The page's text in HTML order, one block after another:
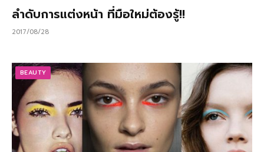
ลำดับการแต่งหน้า ที่มือใหม่ต้องรู้!!
2017/08/28
BEAUTY